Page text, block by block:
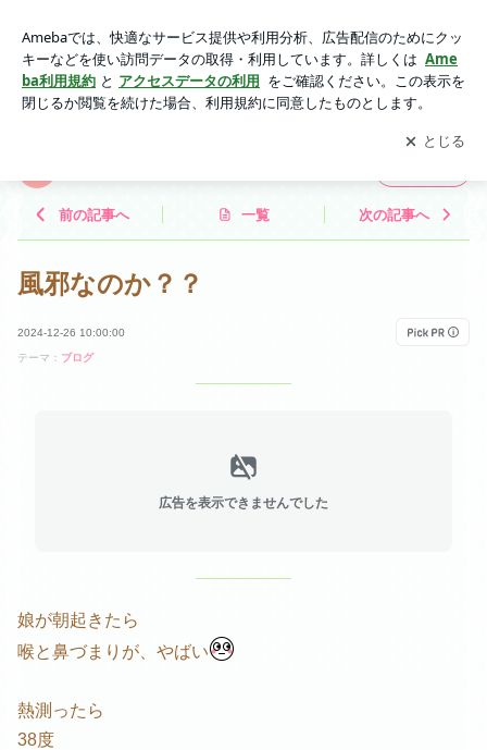
アプリをダウンロードして ブログの更新通知
を受け取りまし
ょう。
開く
前の記事へ 一覧 次の記事へ
風邪なのか？？
2024-12-26 10:00:00
テーマ： ブログ
広告を表示できませんでした
娘が朝起きたら
喉と鼻づまりが、やばい
熱測ったら
38度